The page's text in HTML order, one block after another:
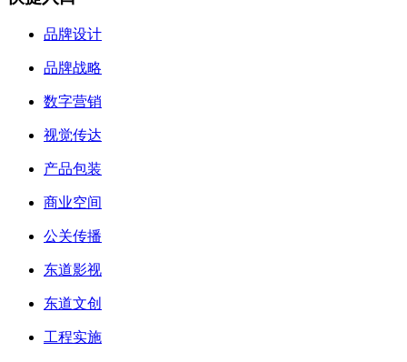
品牌设计
品牌战略
数字营销
视觉传达
产品包装
商业空间
公关传播
东道影视
东道文创
工程实施